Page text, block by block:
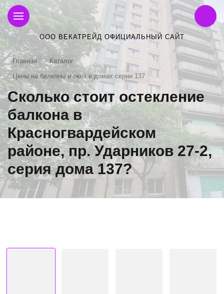
ООО ВЕКАТРЕЙД ОФИЦИАЛЬНЫЙ САЙТ
Главная
Каталог
Цены на балконы и окна в домах серии 137
Сколько стоит остекление
балкона в
Красногвардейском
районе, пр. Ударников 27-2,
серия дома 137?